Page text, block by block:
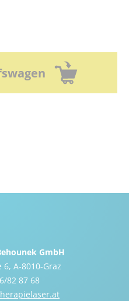
GmbH
A-8010-Graz
82 87 68